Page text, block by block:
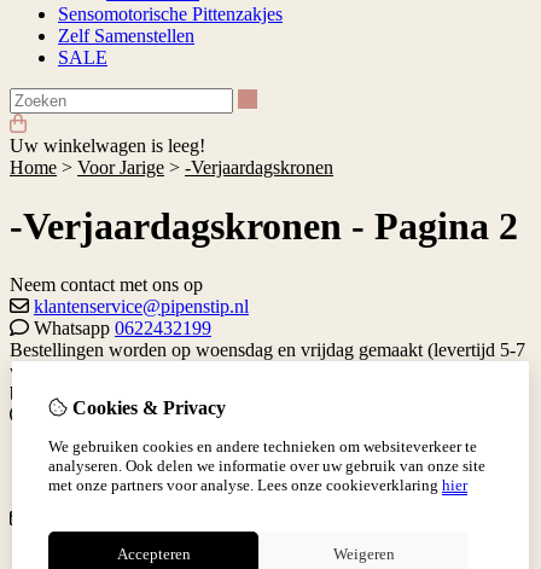
Sensomotorische Pittenzakjes
Zelf Samenstellen
SALE
Uw winkelwagen is leeg!
Home > Voor Jarige > -Verjaardagskronen
-Verjaardagskronen - Pagina 2
Neem contact met ons op
klantenservice@pipenstip.nl
Whatsapp 0622432199
Bestellingen worden op woensdag en vrijdag gemaakt (levertijd 5-7
werkdagen) Je kan altijd contact met me opnemen via de contact
button hieronder.
Informatie
Levertijd
Verzenden en Betalen
Cookies & Privacy
We gebruiken cookies en andere technieken om websiteverkeer te
analyseren. Ook delen we informatie over uw gebruik van onze site
met onze partners voor analyse. Lees onze cookieverklaring hier
Accepteren Weigeren